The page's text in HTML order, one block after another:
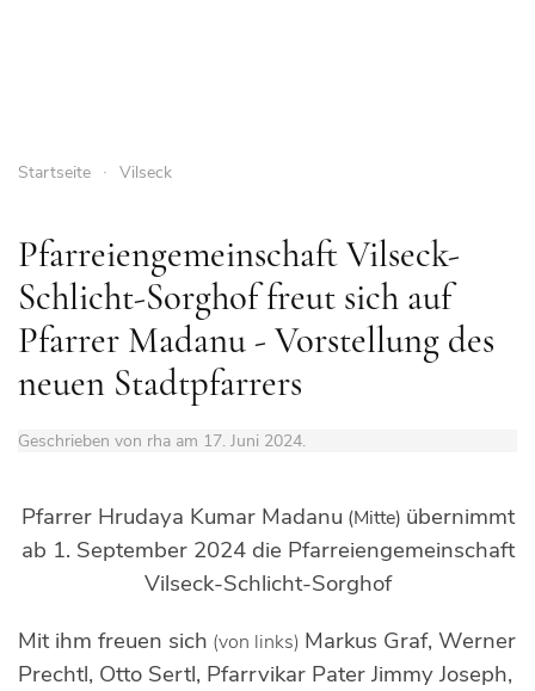
Startseite Vilseck
Pfarreiengemeinschaft Vilseck-
Schlicht-Sorghof freut sich auf
Pfarrer Madanu - Vorstellung des
neuen Stadtpfarrers
Geschrieben von rha am 17. Juni 2024.
Pfarrer Hrudaya Kumar Madanu (Mitte) übernimmt
ab 1. September 2024 die Pfarreiengemeinschaft
Vilseck-Schlicht-Sorghof
Mit ihm freuen sich (von links) Markus Graf, Werner
Prechtl, Otto Sertl, Pfarrvikar Pater Jimmy Joseph,